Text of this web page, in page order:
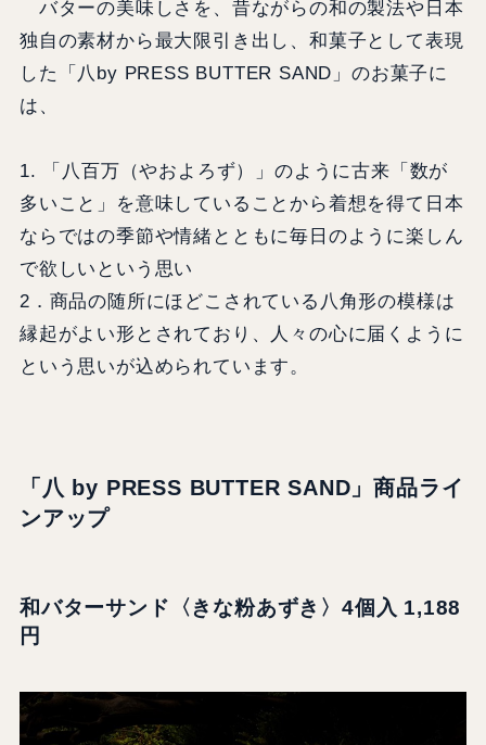
バターの美味しさを、昔ながらの和の製法や日本
独自の素材から最大限引き出し、和菓子として表現
した「八by PRESS BUTTER SAND」のお菓子に
は、
1. 「八百万（やおよろず）」のように古来「数が
多いこと」を意味していることから着想を得て日本
ならではの季節や情緒とともに毎日のように楽しん
で欲しいという思い
2．商品の随所にほどこされている八角形の模様は
縁起がよい形とされており、人々の心に届くように
という思いが込められています。
「八 by PRESS BUTTER SAND」商品ライ
ンアップ
和バターサンド〈きな粉あずき〉4個入 1,188
円